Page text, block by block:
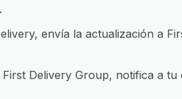
envía la actualización a
Delivery Group, notifica a